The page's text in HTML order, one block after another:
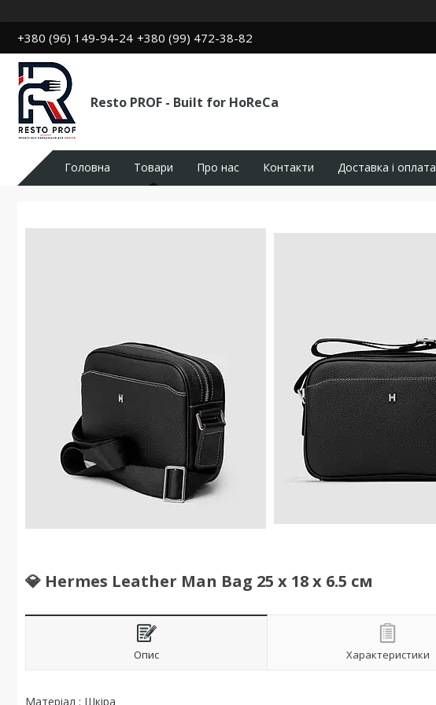
+380 (96) 149-94-24 +380 (99) 472-38-82
Resto PROF - Built for HoReCa
Головна Товари Про нас Контакти Доставка і оплата
💎 Hermes Leather Man Bag 25 х 18 х 6.5 см
Опис Характеристики
Матеріал : Шкіра